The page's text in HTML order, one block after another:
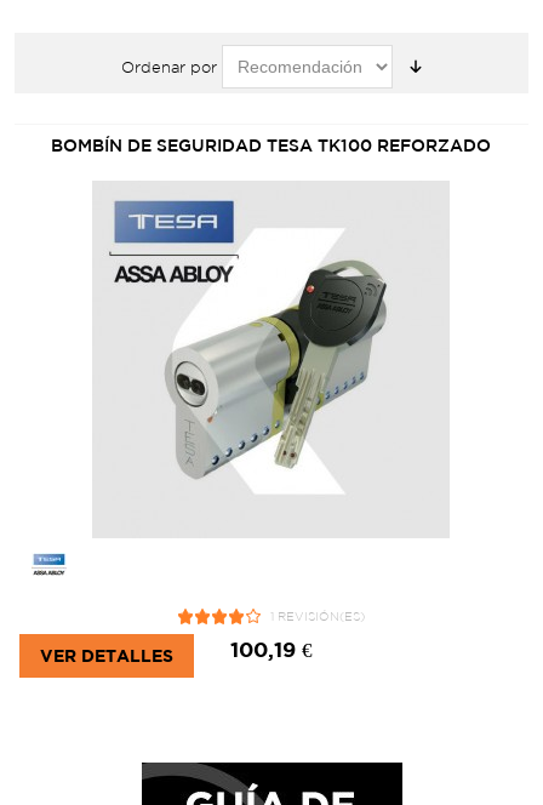
Ordenar por
BOMBÍN DE SEGURIDAD TESA TK100 REFORZADO
1 REVISIÓN(ES)
100,19 €
VER DETALLES